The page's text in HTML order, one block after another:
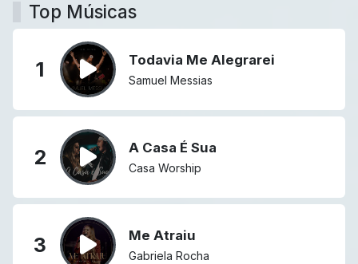
Top Músicas
1 Todavia Me Alegrarei
Samuel Messias
2 A Casa É Sua
Casa Worship
3 Me Atraiu
Gabriela Rocha